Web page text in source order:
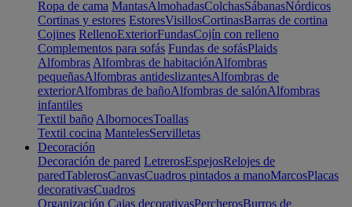
Ropa de cama MantasAlmohadasColchasSábanasNórdicos
Cortinas y estores EstoresVisillosCortinasBarras de cortina
Cojines RellenoExteriorFundasCojín con relleno
Complementos para sofás Fundas de sofásPlaids
Alfombras Alfombras de habitaciónAlfombras
pequeñasAlfombras antideslizantesAlfombras de
exteriorAlfombras de bañoAlfombras de salónAlfombras
infantiles
Textil baño AlbornocesToallas
Textil cocina MantelesServilletas
Decoración
Decoración de pared LetrerosEspejosRelojes de
paredTablerosCanvasCuadros pintados a manoMarcosPlacas
decorativasCuadros
Organización Cajas decorativasPercherosBurros de